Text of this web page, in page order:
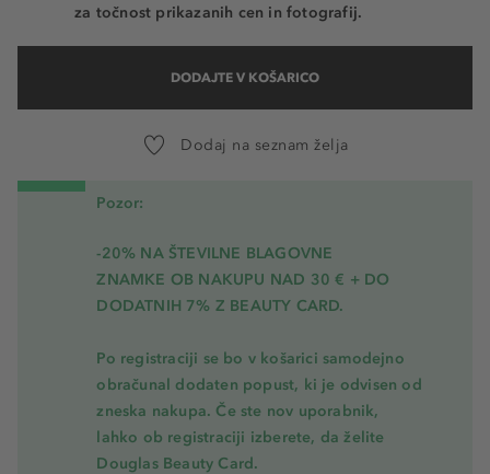
za točnost prikazanih cen in fotografij.
DODAJTE V KOŠARICO
Dodaj na seznam želja
Pozor:
-20% NA ŠTEVILNE BLAGOVNE
ZNAMKE OB NAKUPU NAD 30 € + DO
DODATNIH 7% Z BEAUTY CARD.
Po registraciji se bo v košarici samodejno
obračunal dodaten popust, ki je odvisen od
zneska nakupa. Če ste nov uporabnik,
lahko ob registraciji izberete, da želite
Douglas Beauty Card.